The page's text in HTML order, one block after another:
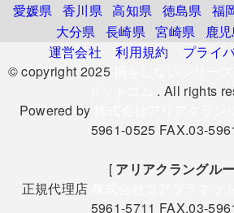
愛媛県 香川県 高知県 徳島県 福
大分県 長崎県 宮崎県 鹿
運営会社
利用規約
プライ
© copyright 2025
. All rights
Powered by
5961-0525 FAX.03-
[ アリアクラングル
正規代理店
5961-5711 FAX.03-